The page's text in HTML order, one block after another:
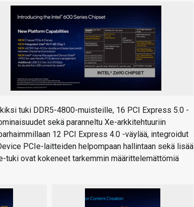
tuki DDR5-4800-muisteille, 16 PCI Express 5.0 -
sekä paranneltu Xe-arkkitehtuuriin
12 PCI Express 4.0 -väylää, integroidut
PCIe-laitteiden helpompaan hallintaan sekä lisää
tuki ovat kokeneet tarkemmin määrittelemättömiä